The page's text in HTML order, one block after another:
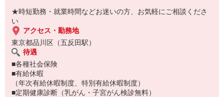
★時短勤務・就業時間などお迷いの方、お気軽にご相談くださ
い
アクセス・勤務地
東京都品川区（五反田駅）
待遇
■各種社会保険
■有給休暇
（年次有給休暇制度、特別有給休暇制度）
■定期健康診断（乳がん・子宮がん検診無料）